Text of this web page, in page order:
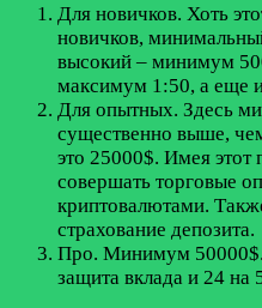
Для новичков. Хоть
новичков,
высокий – минимум
максимум 1:50, а еще
Для опытных. Здесь
существенно выше,
это 25000$. Имея этот
совершать торговые
криптовалютами.
страхование депозита.
Про. Минимум 50000$.
защита вклада и 24 на